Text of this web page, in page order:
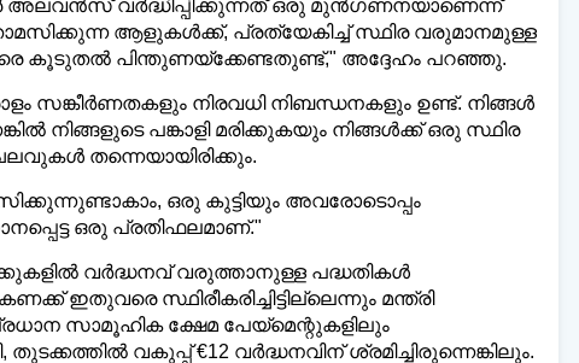
അലവൻസ് വർദ്ധിപ്പിക്കുന്നത് ഒരു മുൻഗണനയാണെന്ന്
താമസിക്കുന്ന ആളുകൾക്ക്, പ്രത്യേകിച്ച് സ്ഥിര വരുമാനമുള്ള
കൂടുതൽ പിന്തുണയ്ക്കേണ്ടതുണ്ട്," അദ്ദേഹം പറഞ്ഞു.
സങ്കീർണതകളും നിരവധി നിബന്ധനകളും ഉണ്ട്. നിങ്ങൾ
നിങ്ങളുടെ പങ്കാളി മരിക്കുകയും നിങ്ങൾക്ക് ഒരു സ്ഥിര
തന്നെയായിരിക്കും.
ഒരു കുട്ടിയും അവരോടൊപ്പം
ഒരു പ്രതിഫലമാണ്."
വർദ്ധനവ് വരുത്താനുള്ള പദ്ധതികൾ
സ്ഥിരീകരിച്ചിട്ടില്ലെന്നും മന്ത്രി
സാമൂഹിക ക്ഷേമ പേയ്‌മെന്റുകളിലും
വകുപ്പ് €12 വർദ്ധനവിന് ശ്രമിച്ചിരുന്നെങ്കിലും.